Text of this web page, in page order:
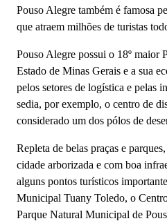
Pouso Alegre também é famosa
que atraem milhões de turistas
Pouso Alegre possui o 18º
Estado de Minas Gerais e a sua
pelos setores de logística e pelas
sedia, por exemplo, o centro de
considerado um dos pólos de
Repleta de belas praças e
cidade arborizada e com boa
alguns pontos turísticos
Municipal Tuany Toledo, o
Parque Natural Municipal de